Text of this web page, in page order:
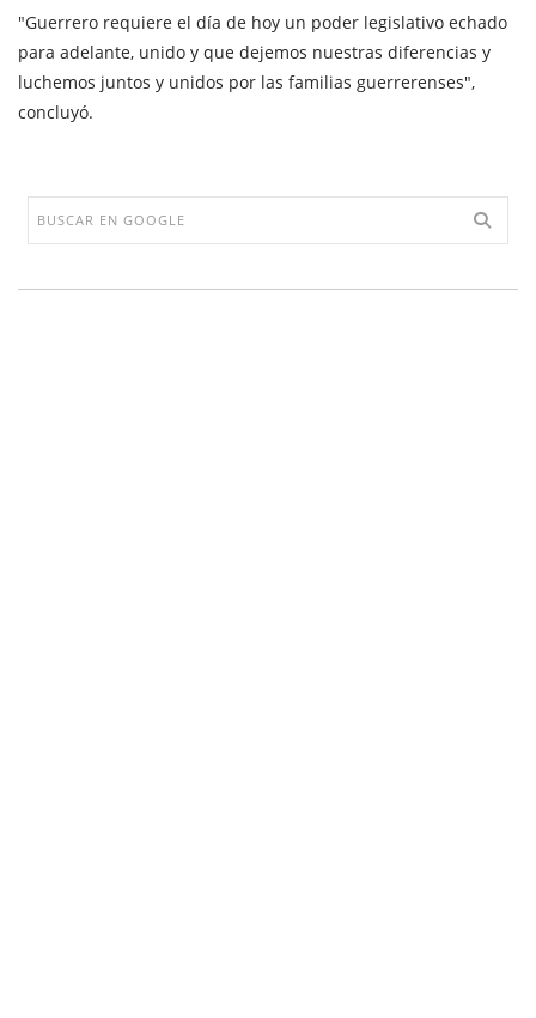
"Guerrero requiere el día de hoy un poder legislativo echado
para adelante, unido y que dejemos nuestras diferencias y
luchemos juntos y unidos por las familias guerrerenses",
concluyó.